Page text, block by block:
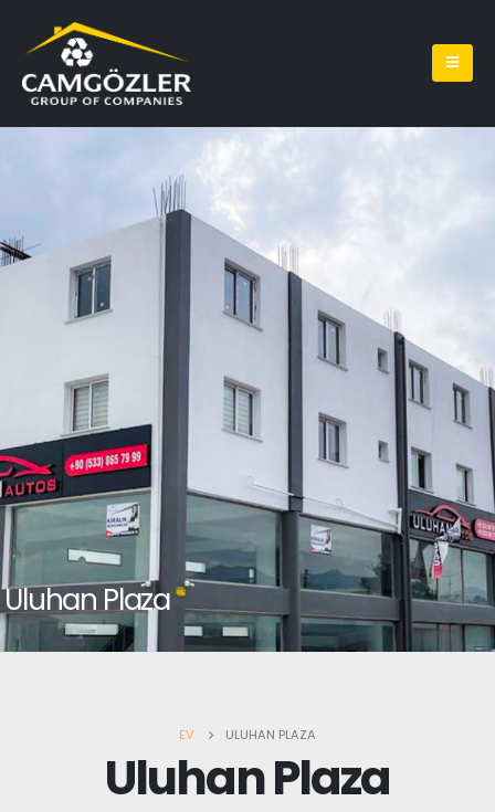
Uluhan Plaza
EV ULUHAN PLAZA
Uluhan Plaza